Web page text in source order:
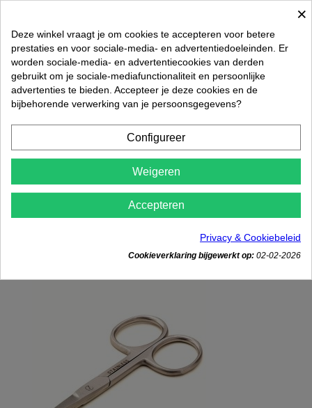

SP Nagelschaartje gebogen
€ 4,25

×
Deze winkel vraagt je om cookies te accepteren voor betere
prestaties en voor sociale-media- en advertentiedoeleinden. Er
worden sociale-media- en advertentiecookies van derden
gebruikt om je sociale-mediafunctionaliteit en persoonlijke
advertenties te bieden. Accepteer je deze cookies en de
bijbehorende verwerking van je persoonsgegevens?
Configureer
Weigeren
Accepteren
Privacy & Cookiebeleid
Cookieverklaring bijgewerkt op: 02-02-2026